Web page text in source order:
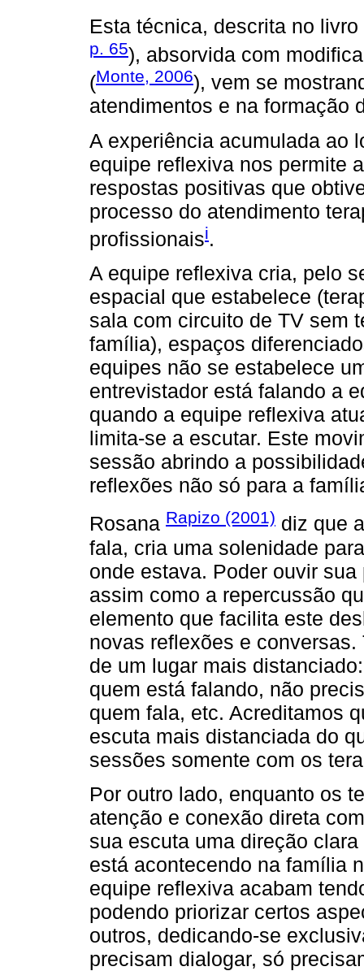
Esta técnica, descrita no livro
p. 65), absorvida com
(Monte, 2006), vem se
atendimentos e na formação
A experiência acumulada ao
equipe reflexiva nos permite
respostas positivas que
processo do atendimento
profissionaisi.
A equipe reflexiva cria, pelo
espacial que estabelece
sala com circuito de TV sem
família), espaços
equipes não se estabelece
entrevistador está falando a
quando a equipe reflexiva
limita-se a escutar. Este
sessão abrindo a
reflexões não só para a
Rosana Rapizo (2001) diz que
fala, cria uma solenidade
onde estava. Poder ouvir
assim como a repercussão
elemento que facilita este
novas reflexões e
de um lugar mais
quem está falando, não
quem fala, etc. Acreditamos
escuta mais distanciada do
sessões somente com os
Por outro lado, enquanto os
atenção e conexão direta
sua escuta uma direção
está acontecendo na família
equipe reflexiva acabam
podendo priorizar certos
outros, dedicando-se
precisam dialogar, só